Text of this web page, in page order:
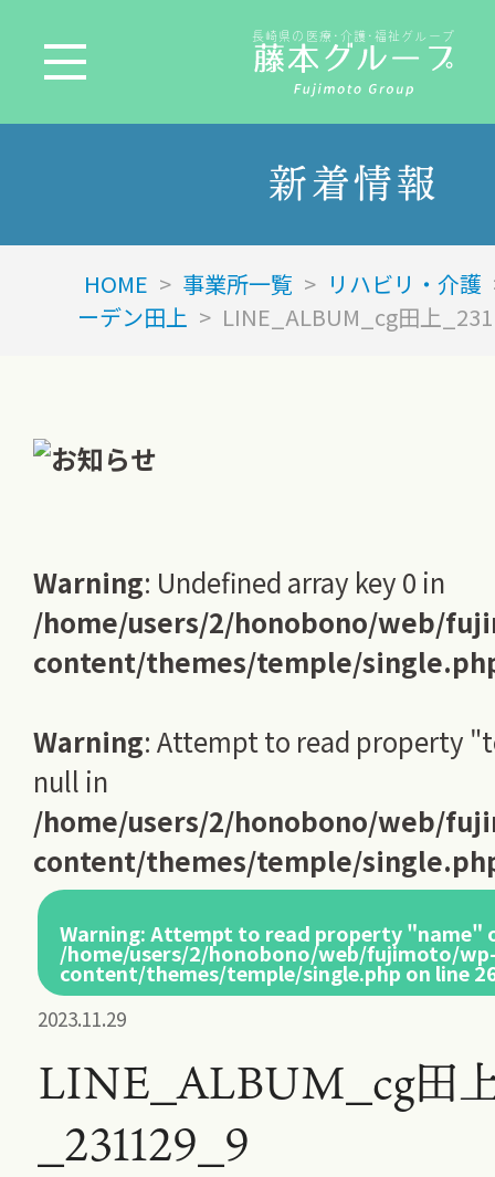
長崎県の医療･介護･福祉グループ
新着情報
HOME > 事業所一覧 > リハビリ・介護
ーデン田上 > LINE_ALBUM_cg田上
Warning: Undefined array key 0 in
/home/users/2/honobono/web/
content/themes/temple/
Warning: Attempt to read property
null in
/home/users/2/honobono/web/
content/themes/temple/
Warning: Attempt to read property "name"
/home/users/2/honobono/web/fujimoto/
content/themes/temple/single.php on line
2023.11.29
LINE_ALBUM_cg田
_231129_9